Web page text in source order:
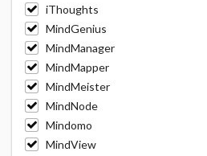
iThoughts
MindGenius
MindManager
MindMapper
MindMeister
MindNode
Mindomo
MindView